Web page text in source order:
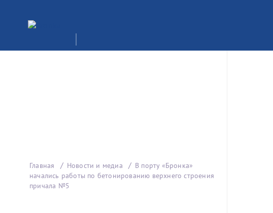
Главная Новости и медиа
В порту «Бронка»
начались работы по бетонированию верхнего строения
причала №5